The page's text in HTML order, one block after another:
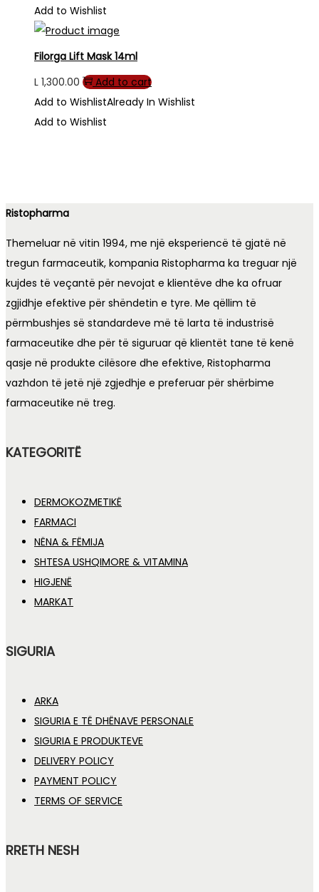
Add to Wishlist
Filorga Lift Mask 14ml
L 1,300.00
Add to cart
Add to WishlistAlready In Wishlist
Add to Wishlist
Ristopharma
Themeluar në vitin 1994, me një eksperiencë të gjatë në
tregun farmaceutik, kompania Ristopharma ka treguar një
kujdes të veçantë për nevojat e klientëve dhe ka ofruar
zgjidhje efektive për shëndetin e tyre. Me qëllim të
përmbushjes së standardeve më të larta të industrisë
farmaceutike dhe për të siguruar që klientët tane të kenë
qasje në produkte cilësore dhe efektive, Ristopharma
vazhdon të jetë një zgjedhje e preferuar për shërbime
farmaceutike në treg.
KATEGORITË
DERMOKOZMETIKË
FARMACI
NËNA & FËMIJA
SHTESA USHQIMORE & VITAMINA
HIGJENË
MARKAT
SIGURIA
ARKA
SIGURIA E TË DHËNAVE PERSONALE
SIGURIA E PRODUKTEVE
DELIVERY POLICY
PAYMENT POLICY
TERMS OF SERVICE
RRETH NESH